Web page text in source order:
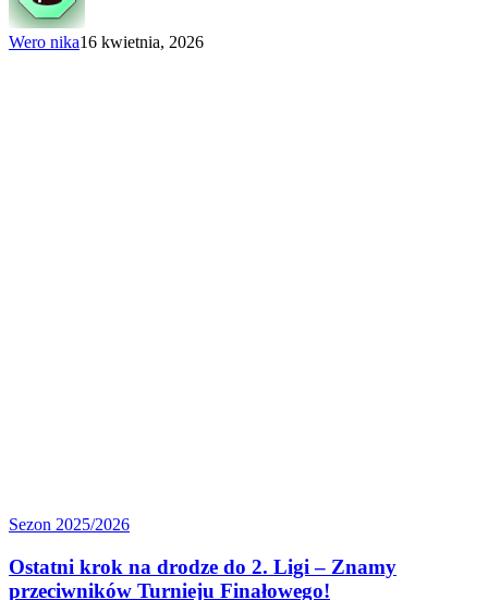
Wero nika16 kwietnia, 2026
Ostatni
na drodze
do 2.
Sezon 2025/2026
Ostatni krok na drodze do 2. Ligi – Znamy
przeciwników Turnieju Finałowego!